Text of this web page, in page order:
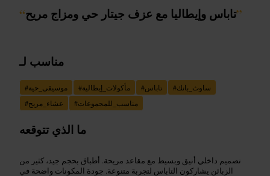
“تاباس وإيطاليا مع عزف جيتار حي ومزاج مريح”
مناسب لـ
#موسيقى_حية #مأكولات_إيطالية #تاباس #ساوث_بانك
#عشاء_مريح #مناسب_للمجموعات
ما الذي تتوقعه
تصميم داخلي أنيق وبسيط مع مقاعد مريحة. أطباق بحجم جيد، كثير من
الزبائن يشاركون التاباس لتجربة متنوعة. جودة المكونات واضحة في